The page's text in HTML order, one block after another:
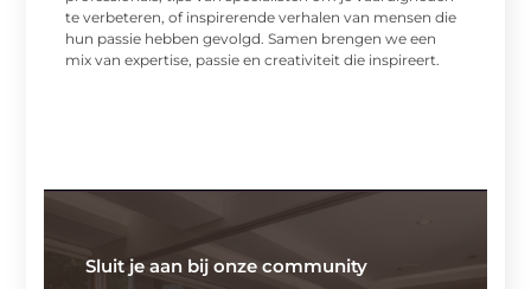
te verbeteren, of inspirerende verhalen van mensen die
hun passie hebben gevolgd. Samen brengen we een
mix van expertise, passie en creativiteit die inspireert.
Sluit je aan bij onze community